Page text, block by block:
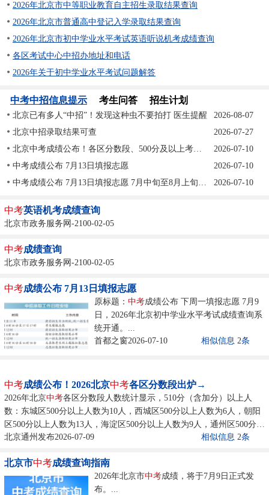
2026年北京市中等职业教育自主招生录取结果查询
2026年北京市普通高中登记入学录取结果查询
2026年北京市初中学业水平考试英语听说机考成绩查询
各区考试中心中招办地址和电话
2026年关于初中学业水平考试问题解答
中考中招信息提示 考生问答 招生计划
2026-08-07
北京已有多人“中招”！发现这种虫不要拍打 医生提醒
2026-07-27
北京中招录取结果可查
2026-07-10
北京中考成绩公布！各区分数段、500分及以上考生分布——
2026-07-10
中考成绩公布 7月13日填报志愿
2026-07-10
中考成绩公布 7月13日填报志愿 7月中旬至8月上旬中招录取进行
中考英语机考成绩查询
北京市政务服务网-2100-02-05
中考成绩查询
北京市政务服务网-2100-02-05
中考成绩公布 7月13日填报志愿
原标题： 中考成绩公布 下周一填报志愿 7月9
日，2026年北京初中学业水平考试成绩查询系
统开通。...
首都之窗2026-07-10
相似信息 2条
中考成绩公布！2026北京中考各区分数段出炉→
2026年北京中考各区分数段人数统计显示，510分（含加分）以上人
数：东城区500分以上人数为10人，西城区500分以上人数为6人，朝阳
区500分以上人数为13人，海淀区500分以上人数为9人，通州区500分以
上人数为1人。...
北京通州发布2026-07-09 相似信息 2条
北京市中考成绩查询指南
2026年北京市中考成绩，将于7月9日正式发
布。...